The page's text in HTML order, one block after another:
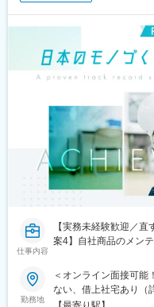
仕事内容
【実務未経験歓迎／
案4】自社商品のメン
勤務地
＜オンライン面接可能
ない、借上社宅あり（
に転居を伴う転勤（全